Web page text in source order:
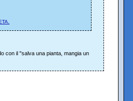
con il "salva una pianta, mangia un